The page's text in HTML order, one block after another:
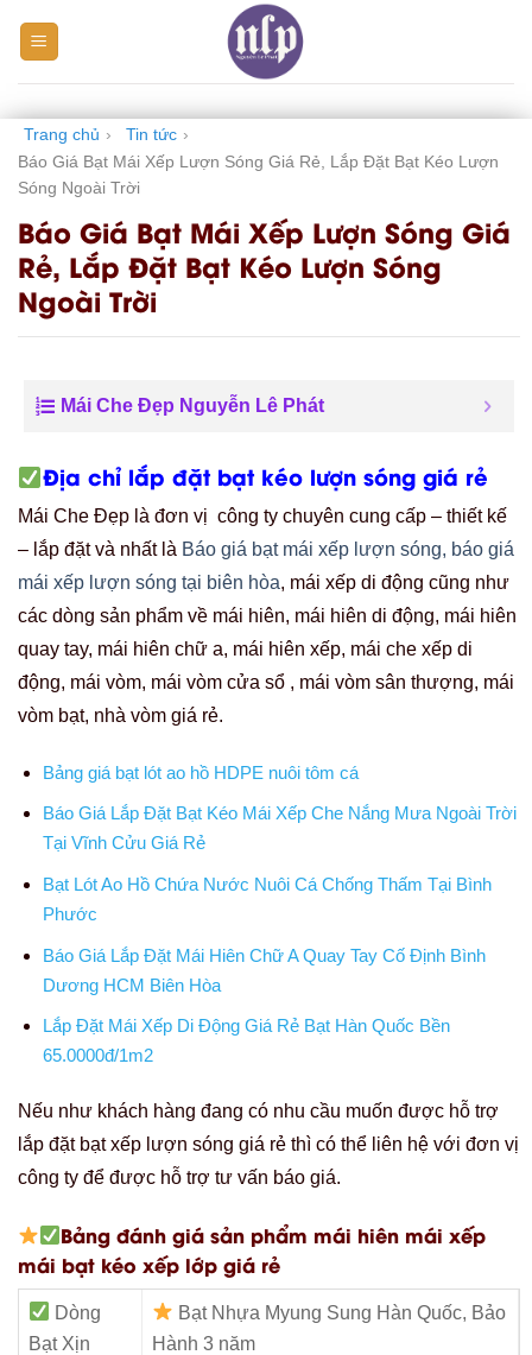
Trang chủ › Tin tức ›
Báo Giá Bạt Mái Xếp Lượn Sóng Giá Rẻ, Lắp Đặt Bạt Kéo Lượn
Sóng Ngoài Trời
Báo Giá Bạt Mái Xếp Lượn Sóng Giá
Rẻ, Lắp Đặt Bạt Kéo Lượn Sóng
Ngoài Trời
Mái Che Đẹp Nguyễn Lê Phát
Địa chỉ lắp đặt bạt kéo lượn sóng giá rẻ
Mái Che Đẹp là đơn vị công ty chuyên cung cấp – thiết kế
– lắp đặt và nhất là Báo giá bạt mái xếp lượn sóng, báo giá
mái xếp lượn sóng tại biên hòa, mái xếp di động cũng như
các dòng sản phẩm về mái hiên, mái hiên di động, mái hiên
quay tay, mái hiên chữ a, mái hiên xếp, mái che xếp di
động, mái vòm, mái vòm cửa sổ , mái vòm sân thượng, mái
vòm bạt, nhà vòm giá rẻ.
Bảng giá bạt lót ao hồ HDPE nuôi tôm cá
Báo Giá Lắp Đặt Bạt Kéo Mái Xếp Che Nắng Mưa Ngoài Trời
Tại Vĩnh Cửu Giá Rẻ
Bạt Lót Ao Hồ Chứa Nước Nuôi Cá Chống Thấm Tại Bình
Phước
Báo Giá Lắp Đặt Mái Hiên Chữ A Quay Tay Cố Định Bình
Dương HCM Biên Hòa
Lắp Đặt Mái Xếp Di Động Giá Rẻ Bạt Hàn Quốc Bền
65.0000đ/1m2
Nếu như khách hàng đang có nhu cầu muốn được hỗ trợ
lắp đặt bạt xếp lượn sóng giá rẻ thì có thể liên hệ với đơn vị
công ty để được hỗ trợ tư vấn báo giá.
Bảng đánh giá sản phẩm mái hiên mái xếp
mái bạt kéo xếp lớp giá rẻ
Dòng
Bạt Xịn
Bạt Nhựa Myung Sung Hàn Quốc, Bảo
Hành 3 năm